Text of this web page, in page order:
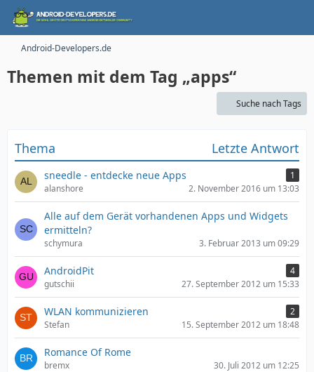
Android-Developers.de
Themen mit dem Tag „apps“
Suche nach Tags
Thema Letzte Antwort
sneedle - entdecke neue Apps
1
alanshore
2. November 2016 um 13:03
Alle auf dem Gerät vorhandenen Apps und Widgets
ermitteln?
schymura 3. Februar 2013 um 09:29
AndroidPit
4
gutschii
27. September 2012 um 15:33
WLAN kommunizieren
2
Stefan
15. September 2012 um 18:48
Romance Of Rome
bremx 30. Juli 2012 um 12:25